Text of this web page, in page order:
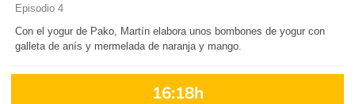
Episodio 4
Con el yogur de Pako, Martín elabora unos bombones de yogur con
galleta de anís y mermelada de naranja y mango.
16:18h